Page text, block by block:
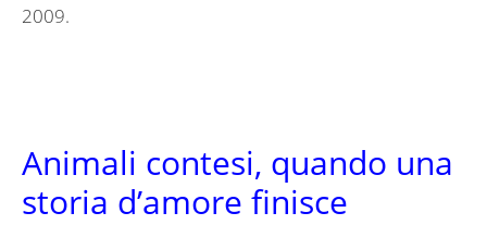
2009.
Animali contesi, quando una
storia d’amore finisce